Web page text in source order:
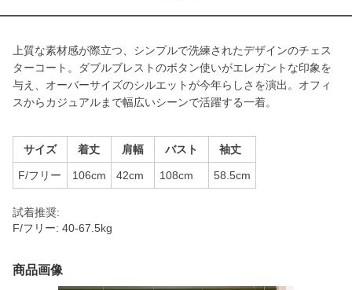
上質な素材感が際立つ、シンプルで洗練されたデザインのチェス
ターコート。ダブルブレストのボタン使いがエレガントな印象を
与え、オーバーサイズのシルエットが今年らしさを演出。オフィ
スからカジュアルまで幅広いシーンで活躍する一着。
サイズ 着丈 肩幅 バスト 袖丈
F/フリー 106cm 42cm 108cm 58.5cm
試着推奨:
F/フリー: 40-67.5kg
商品画像